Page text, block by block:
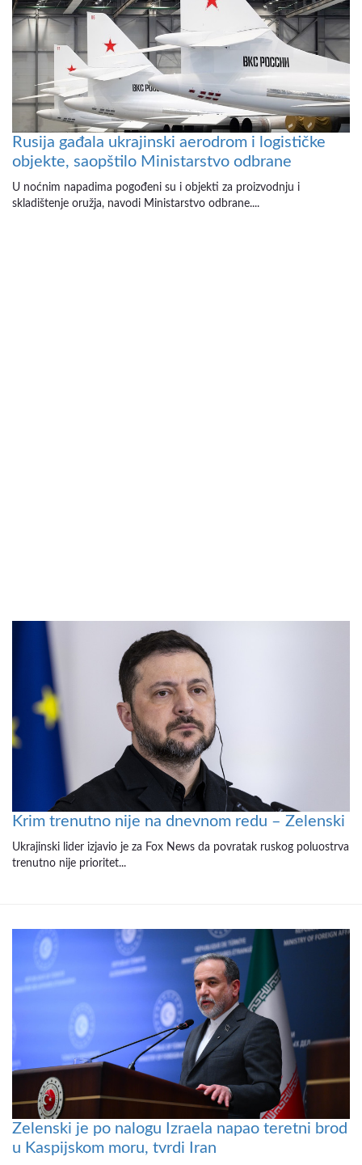
Rusija gađala ukrajinski aerodrom i logističke
objekte, saopštilo Ministarstvo odbrane
U noćnim napadima pogođeni su i objekti za proizvodnju i
skladištenje oružja, navodi Ministarstvo odbrane....
Krim trenutno nije na dnevnom redu – Zelenski
Ukrajinski lider izjavio je za Fox News da povratak ruskog poluostrva
trenutno nije prioritet...
Zelenski je po nalogu Izraela napao teretni brod
u Kaspijskom moru, tvrdi Iran